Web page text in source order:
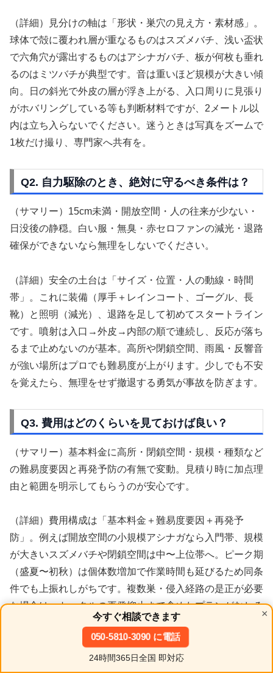
×
今すぐ相談できます
050-5810-3090 に電話
24時間365日全国 即対応
（詳細）見分けの軸は「形状・巣穴の見え方・素材感」。
球体で殻に覆われ層が重なるものはスズメバチ、浅い盃状
で六角穴が露出するものはアシナガバチ、板が何枚も垂れ
るのはミツバチが典型です。音は重いほど規模が大きい傾
向。日の斜光で外皮の層が浮き上がる、入口周りに見張り
がホバリングしている等も判断材料ですが、2メートル以
内は立ち入らないでください。迷うときは写真をズームで
1枚だけ撮り、専門家へ共有を。
Q2. 自力駆除のとき、絶対に守るべき条件は？
（サマリー）15cm未満・開放空間・人の往来が少ない・
日没後の静穏。白い服・無臭・赤セロファンの減光・退路
確保ができないなら無理をしないでください。
（詳細）安全の土台は「サイズ・位置・人の動線・時間
帯」。これに装備（厚手＋レインコート、ゴーグル、長
靴）と照明（減光）、退路を足して初めてスタートライン
です。噴射は入口→外皮→内部の順で連続し、反応が落ち
るまで止めないのが基本。高所や閉鎖空間、雨風・反響音
が強い場所はプロでも難易度が上がります。少しでも不安
を覚えたら、無理をせず撤退する勇気が事故を防ぎます。
Q3. 費用はどのくらいを見ておけば良い？
（サマリー）基本料金に高所・閉鎖空間・規模・種類など
の難易度要因と再発予防の有無で変動。見積り時に加点理
由と範囲を明示してもらうのが安心です。
（詳細）費用構成は「基本料金＋難易度要因＋再発予
防」。例えば開放空間の小規模アシナガなら入門帯、規模
が大きいスズメバチや閉鎖空間は中〜上位帯へ。ピーク期
（盛夏〜初秋）は個体数増加で作業時間も延びるため同条
件でも上振れしがちです。複数巣・侵入経路の是正が必要
な場合は、トータルの再発抑止まで含めたプランがむしろ
近道。見積り時に「事後清掃」「戻り対策」「再訪サポー
ト」「追加費用の要否」を確認してください。